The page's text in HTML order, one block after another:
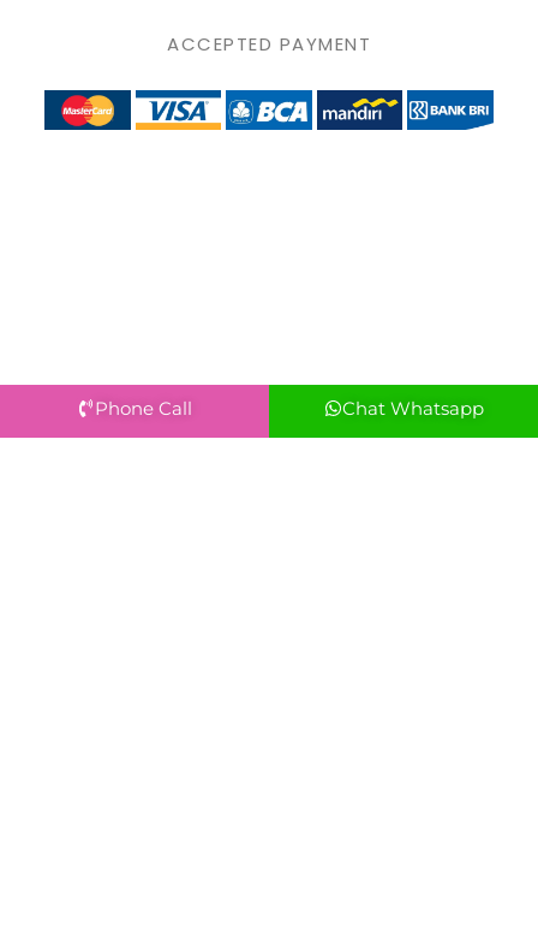
ACCEPTED PAYMENT
Phone Call Chat Whatsapp